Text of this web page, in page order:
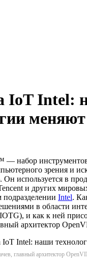
IoT Intel:
набор инструментов
зрения и
используется в
и других
подразделении Intel.
в области
и как к ней
архитектор
главный архитектор